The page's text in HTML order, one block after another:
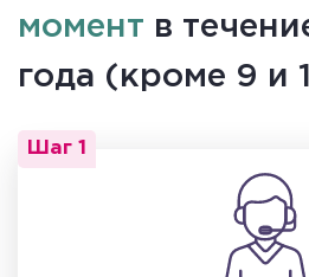
момент в
года (кроме 9 и
Шаг 1